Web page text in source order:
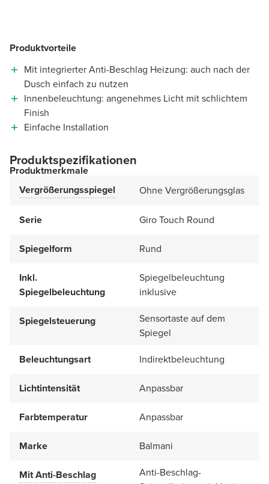
Produktvorteile
Mit integrierter Anti-Beschlag Heizung: auch nach der
Dusch einfach zu nutzen
Innenbeleuchtung: angenehmes Licht mit schlichtem
Finish
Einfache Installation
Produktspezifikationen
Produktmerkmale
Vergrößerungsspiegel
Ohne Vergrößerungsglas
Serie Giro Touch Round
Spiegelform Rund
Inkl.
Spiegelbeleuchtung
Spiegelbeleuchtung
inklusive
Spiegelsteuerung
Sensortaste auf dem
Spiegel
Beleuchtungsart
Indirektbeleuchtung
Lichtintensität Anpassbar
Farbtemperatur Anpassbar
Marke Balmani
Mit Anti-Beschlag
Anti-Beschlag-